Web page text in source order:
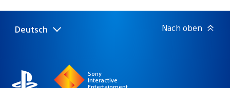
Select
a
Aktuelle
Region:
Deutsch Nach oben
Sony
Interactive
Entertainment